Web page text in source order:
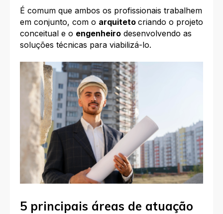
É comum que ambos os profissionais trabalhem
em conjunto, com o arquiteto criando o projeto
conceitual e o engenheiro desenvolvendo as
soluções técnicas para viabilizá-lo.
5 principais áreas de atuação